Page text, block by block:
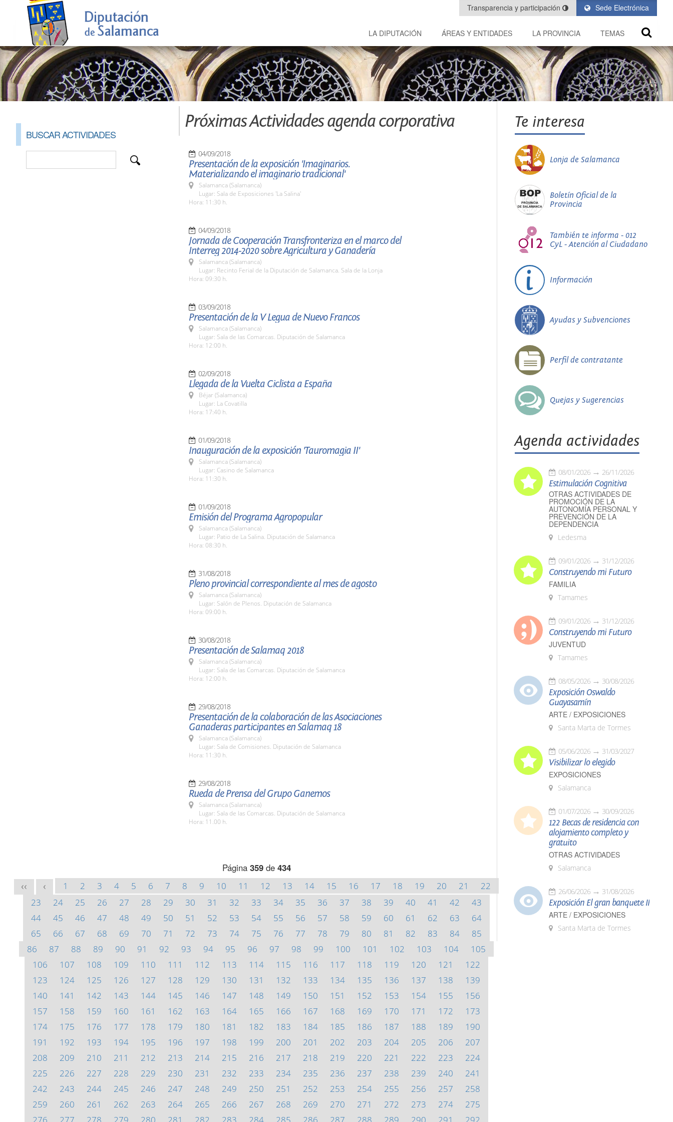
Sede Electrónica
Transparencia y participación
LA DIPUTACIÓN ÁREAS Y ENTIDADES LA PROVINCIA TEMAS
BUSCAR ACTIVIDADES
Próximas Actividades agenda corporativa
04/09/2018
Presentación de la exposición 'Imaginarios.
Materializando el imaginario tradicional'
Salamanca (Salamanca)
Lugar: Sala de Exposiciones 'La Salina'
Hora: 11:30 h.
04/09/2018
Jornada de Cooperación Transfronteriza en el marco del
Interreg 2014-2020 sobre Agricultura y Ganadería
Salamanca (Salamanca)
Lugar: Recinto Ferial de la Diputación de Salamanca. Sala de la Lonja
Hora: 09:30 h.
03/09/2018
Presentación de la V Legua de Nuevo Francos
Salamanca (Salamanca)
Lugar: Sala de las Comarcas. Diputación de Salamanca
Hora: 12:00 h.
02/09/2018
Llegada de la Vuelta Ciclista a España
Béjar (Salamanca)
Lugar: La Covatilla
Hora: 17:40 h.
01/09/2018
Inauguración de la exposición 'Tauromagia II'
Salamanca (Salamanca)
Lugar: Casino de Salamanca
Hora: 11:30 h.
01/09/2018
Emisión del Programa Agropopular
Salamanca (Salamanca)
Lugar: Patio de La Salina. Diputación de Salamanca
Hora: 08:30 h.
31/08/2018
Pleno provincial correspondiente al mes de agosto
Salamanca (Salamanca)
Lugar: Salón de Plenos. Diputación de Salamanca
Hora: 09:00 h.
30/08/2018
Presentación de Salamaq 2018
Salamanca (Salamanca)
Lugar: Sala de las Comarcas. Diputación de Salamanca
Hora: 12:00 h.
29/08/2018
Presentación de la colaboración de las Asociaciones
Ganaderas participantes en Salamaq 18
Salamanca (Salamanca)
Lugar: Sala de Comisiones. Diputación de Salamanca
Hora: 11:30 h.
29/08/2018
Rueda de Prensa del Grupo Ganemos
Salamanca (Salamanca)
Lugar: Sala de las Comarcas. Diputación de Salamanca
Hora: 11.00 h.
Página 359de 434
<< < 1 2 3 4 5 6 7 8 9 10 11 12 13 14 15 16 17 18 19 20 21
22
23
24 25 26 27 28 29 30 31 32 33 34 35 36 37 38 39 40 41 42
43
44
45 46 47 48 49 50 51 52 53 54 55 56 57 58 59 60 61 62 63
64
65
66 67 68 69 70 71 72 73 74 75 76 77 78 79 80 81 82 83 84
85
86
87 88 89 90 91 92 93 94 95 96 97 98 99 100 101 102 103 104
105
106
107 108 109 110 111 112 113 114 115 116 117 118 119 120 121
122
123
124 125 126 127 128 129 130 131 132 133 134 135 136 137 138
139
140
141 142 143 144 145 146 147 148 149 150 151 152 153 154 155
156
157
158 159 160 161 162 163 164 165 166 167 168 169 170 171 172
173
174
175 176 177 178 179 180 181 182 183 184 185 186 187 188 189
190
191
192 193 194 195 196 197 198 199 200 201 202 203 204 205 206
207
208
209 210 211 212 213 214 215 216 217 218 219 220 221 222 223
224
225
226 227 228 229 230 231 232 233 234 235 236 237 238 239 240
241
242
243 244 245 246 247 248 249 250 251 252 253 254 255 256 257
258
259
260 261 262 263 264 265 266 267 268 269 270 271 272 273 274
275
Te interesa
Lonja de Salamanca
Boletín Oficial de la
Provincia
También te informa - 012
CyL - Atención al Ciudadano
Información
Ayudas y Subvenciones
Perfil de contratante
Quejas y Sugerencias
Agenda actividades
08/01/2026 26/11/2026
Estimulación Cognitiva
OTRAS ACTIVIDADES DE
PROMOCIÓN DE LA
AUTONOMÍA PERSONAL Y
PREVENCIÓN DE LA
DEPENDENCIA
Ledesma
09/01/2026 31/12/2026
Construyendo mi Futuro
FAMILIA
Tamames
09/01/2026 31/12/2026
Construyendo mi Futuro
JUVENTUD
Tamames
08/05/2026 30/08/2026
Exposición Oswaldo
Guayasamín
ARTE / EXPOSICIONES
Santa Marta de Tormes
05/06/2026 31/03/2027
Visibilizar lo elegido
EXPOSICIONES
Salamanca
01/07/2026 30/09/2026
122 Becas de residencia con
alojamiento completo y
gratuito
OTRAS ACTIVIDADES
Salamanca
26/06/2026 31/08/2026
Exposición El gran banquete II
ARTE / EXPOSICIONES
Santa Marta de Tormes